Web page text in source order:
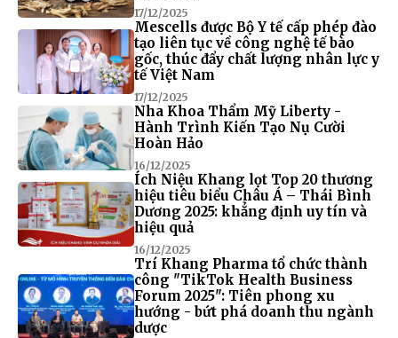
17/12/2025
Mescells được Bộ Y tế cấp phép đào
tạo liên tục về công nghệ tế bào
gốc, thúc đẩy chất lượng nhân lực y
tế Việt Nam
17/12/2025
Nha Khoa Thẩm Mỹ Liberty -
Hành Trình Kiến Tạo Nụ Cười
Hoàn Hảo
16/12/2025
Ích Niệu Khang lọt Top 20 thương
hiệu tiêu biểu Châu Á – Thái Bình
Dương 2025: khẳng định uy tín và
hiệu quả
16/12/2025
Trí Khang Pharma tổ chức thành
công "TikTok Health Business
Forum 2025": Tiên phong xu
hướng - bứt phá doanh thu ngành
dược